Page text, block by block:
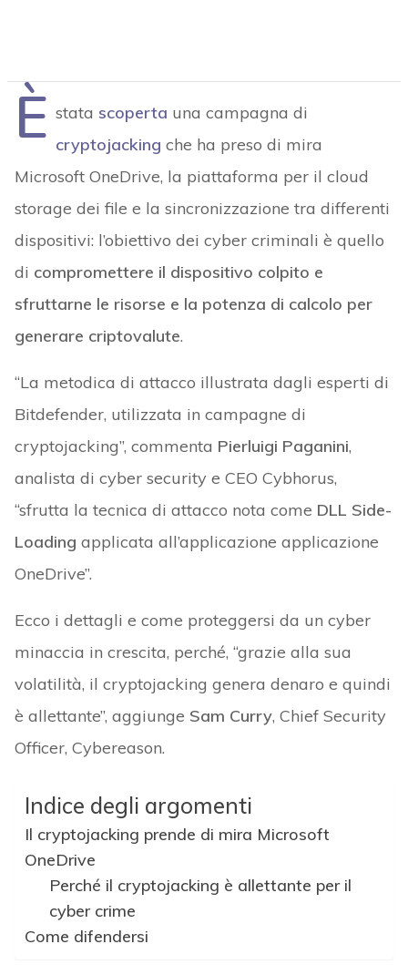
È stata scoperta una campagna di
cryptojacking che ha preso di mira
Microsoft OneDrive, la piattaforma per il cloud
storage dei file e la sincronizzazione tra differenti
dispositivi: l’obiettivo dei cyber criminali è quello
di compromettere il dispositivo colpito e
sfruttarne le risorse e la potenza di calcolo per
generare criptovalute.
“La metodica di attacco illustrata dagli esperti di
Bitdefender, utilizzata in campagne di
cryptojacking”, commenta Pierluigi Paganini,
analista di cyber security e CEO Cybhorus,
“sfrutta la tecnica di attacco nota come DLL Side-
Loading applicata all’applicazione applicazione
OneDrive”.
Ecco i dettagli e come proteggersi da un cyber
minaccia in crescita, perché, “grazie alla sua
volatilità, il cryptojacking genera denaro e quindi
è allettante”, aggiunge Sam Curry, Chief Security
Officer, Cybereason.
Indice degli argomenti
Il cryptojacking prende di mira Microsoft
OneDrive
Perché il cryptojacking è allettante per il
cyber crime
Come difendersi